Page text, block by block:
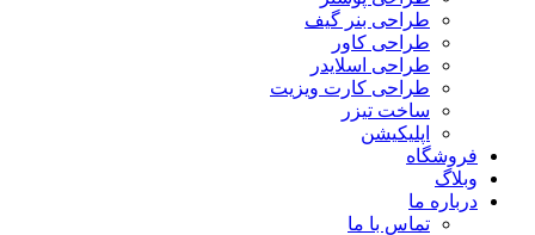
طراحی بنر گیف
طراحی کاور
طراحی اسلایدر
طراحی کارت ویزیت
ساخت تیزر
اپلیکیشن
فروشگاه
وبلاگ
درباره ما
تماس با ما